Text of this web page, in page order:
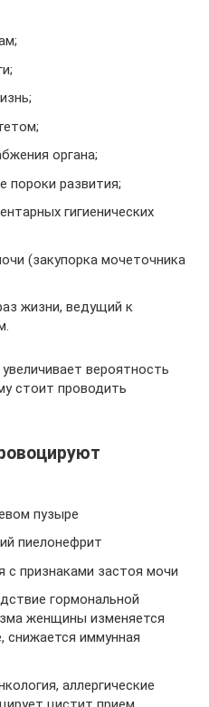
органа;
пороки развития;
гигиенических
(закупорка мочеточника
жизни, ведущий к
вероятность
стоит проводить
пузыре
пиелонефрит
с признаками застоя мочи
гормональной
женщины изменяется
снижается иммунная
аллергические